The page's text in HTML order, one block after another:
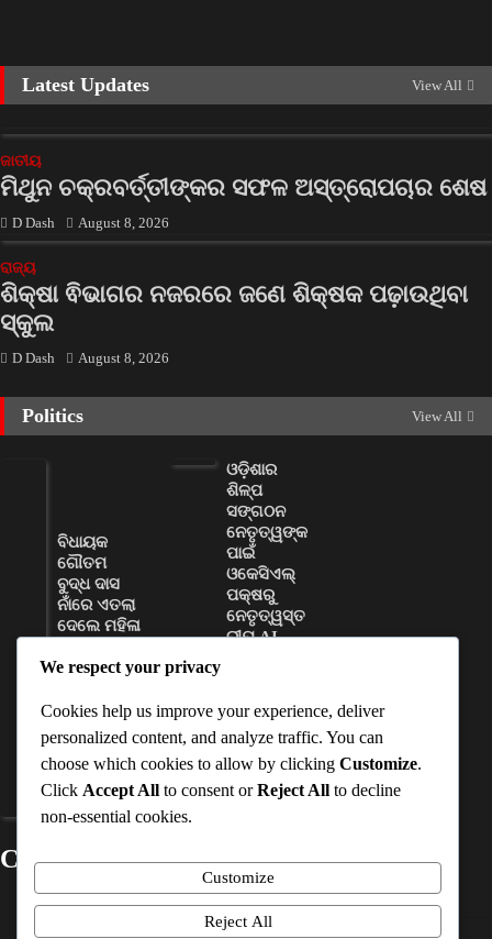
Latest Updates View All
ଜାତୀୟ
ମିଥୁନ ଚକ୍ରବର୍ତ୍ତୀଙ୍କର ସଫଳ ଅସ୍ତ୍ରୋପଚାର ଶେଷ
D Dash August 8, 2026
ରାଜ୍ୟ
ଶିକ୍ଷା ଵିଭାଗର ନଜରରେ ଜଣେ ଶିକ୍ଷକ ପଢ଼ାଉଥିବା
ସ୍କୁଲ
D Dash August 8, 2026
Politics View All
ବିଧାୟକ
ଗୌତମ
ବୁଦ୍ଧ ଦାସ
ନାଁରେ ଏତଲା
ଦେଲେ ମହିଳା
D Dash
August 8,
2026
ଓଡ଼ିଶାର
ଶିଳ୍ପ
ସଙ୍ଗଠନ
ନେତୃତ୍ୱଙ୍କ
ପାଇଁ
ଓକେସିଏଲ୍
ପକ୍ଷରୁ
ନେତୃତ୍ୱସ୍ତ
ରୀୟ AI
ଆୟୋଜିତ
D Dash
August 8,
Contact Details
Mobile No:-+91-7978163782
We respect your privacy
Cookies help us improve your experience, deliver
personalized content, and analyze traffic. You can
choose which cookies to allow by clicking Customize.
Click Accept All to consent orReject All to decline
non-essential cookies.
Customize
Reject All